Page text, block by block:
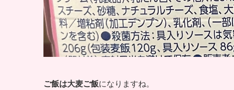
ご飯は大麦ご飯になりますね。